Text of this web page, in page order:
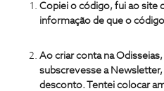
Copiei o código, fui ao site
informação de que o
Ao criar conta na
subscrevesse a
desconto. Tentei colocar